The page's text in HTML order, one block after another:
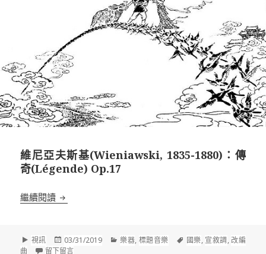
維尼亞夫斯基(Wieniawski, 1835-1880)：傳
奇(Légende) Op.17
繼續閱讀 維尼亞夫斯基(Wieniawski, 1835-1880)：傳奇
格
式
視訊
發
佈
03/31/2019
分
樂器, 標題音樂
標
國樂, 宣敘調,改編
曲
留下留言在 維尼亞夫斯基(Wieniawski, 1835-1880)：傳奇(Légende)